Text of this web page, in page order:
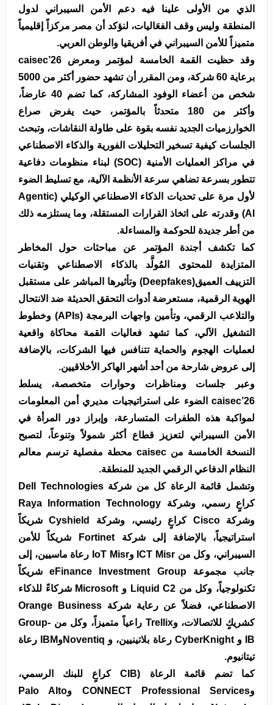
الذي من الأولى علينا فيه دعم الأمن السيبراني لدول
المنطقة وليس وقف الفعَاليات، لنؤكد أن مصر مركزاً إقليمياً
متميزاً للأمن السيبراني في أفريقيا والوطن العربي.
وقد حظيت القمة الخامسة لمؤتمر ومعرض caisec’26
برعاية 60 شركة، ومن المقرر أن تشهد حضور أكثر من 5000
شخص من أعضاء الوفود المشاركة، كما تضم 40 عارضاً،
وأكثر من 180 متحدثاً بالمؤتمر، حيث يفرض صراع
الخوارزميات الجديد نفسه بقوة على طاولة النقاشات، وتبحث
الجلسات كيفية تسخير التحليلات الفورية والذكاء الاصطناعي
في مراكز العمليات الأمنية (SOC) لبناء منظومات دفاعية
تتطور بسرعة تضاهي سرعة الأنظمة الآلية، مع تسليط الضوء
لأول مرة على تحديات الذكاء الاصطناعي الوكيلي (Agentic
AI) وقدرته على اتخاذ القرارات المستقلة، وما يستلزمه ذلك
من أطر جديدة للحوكمة والمساءلة.
كما تكشف أجندة المؤتمر عن مباحثات حول المخاطر
المتزايدة للمحتوى المُولَّد بالذكاء الاصطناعي وتقنيات
التزييف العميق(Deepfakes) وتأثيرها المباشر على مستقبل
الهوية الرقمية، مستعرضة أدوات التحقق الحديثة ضد الانتحال
والتلاعب الرقمي، وتأمين واجهات البرمجة (APIs) وخطوط
التشغيل الآلي، كما تشهد فعاليات القمة محاكاة واقعية
لعمليات الهجوم والحماية تتنافس فيها الشركات، بالإضافة
إلى عروض شارحة من أحد أشهر الهاكر الأخلاقيين.
وعبر جلسات ومناظرات وحوارات متخصصة، يسلط
caisec’26 الضوء على استراتيجيات مديري أمن المعلومات
لمواكبة هذه الطفرات المتسارعة، وإبراز دور المرأة في
الأمن السيبراني لتعزيز قطاع أكثر شمولاً وتنوعاً، لتصبح
النسخة الخامسة من caisec محطة مفصلية ترسم معالم
النظام الدفاعي الرقمي الجديد للمنطقة.
وتشمل قائمة الرعاة كل من شركة Dell Technologies
كراعٍ رسمي، وشركة Raya Information Technology
وشركة Cisco كراعٍ رئيسي، وشركة Cyshield شريكاً
استراتيجياً، بالإضافة إلى شركة Fortinet شريكاً للأمن
السيبراني، وكل من ICT Misr وIoT Misr رعاة ماسيين، إلى
جانب مجموعة eFinance Investment Group شريكاً
تكنولوجياً، وكل من Liquid C2 و Microsoft شركاءً للذكاء
الاصطناعي، فضلاً عن رعاية شركة Orange Business
كشريكٍ للاتصالات، وTrellix راعياً متميزاً، وكل من Group-
IB و CyberKnight رعاة بلاتينيين، و NoventiqوIBM رعاة
تيتانيوم.
كما تضم قائمة الرعاة (CIB كراعٍ للبنك الرسمي،
وCONNECT Professional Services وPalo Alto